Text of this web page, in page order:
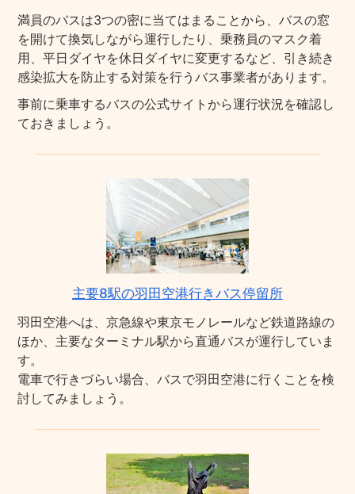
満員のバスは3つの密に当てはまることから、バスの窓
を開けて換気しながら運行したり、乗務員のマスク着
用、平日ダイヤを休日ダイヤに変更するなど、引き続き
感染拡大を防止する対策を行うバス事業者があります。
事前に乗車するバスの公式サイトから運行状況を確認し
ておきましょう。
主要8駅の羽田空港行きバス停留所
羽田空港へは、京急線や東京モノレールなど鉄道路線の
ほか、主要なターミナル駅から直通バスが運行していま
す。
電車で行きづらい場合、バスで羽田空港に行くことを検
討してみましょう。